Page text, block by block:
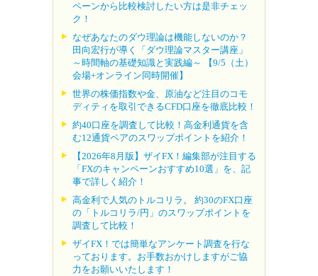
ペーンから比較検討したい方は是非チェッ
ク！
なぜあなたのダウ理論は機能しないのか？
田向宏行が導く「ダウ理論マスター講座」
～時間軸の基礎知識と実践編～ 【9/5（土）
会場+オンライン同時開催】
世界の株価指数や金、原油など注目のコモ
ディティを取引できるCFD口座を徹底比較！
約40口座を調査して比較！高金利通貨を含
む12通貨ペアのスワップポイントを紹介！
【2026年8月版】ザイFX！編集部が注目する
「FXのキャンペーンおすすめ10選」を、記
事で詳しく紹介！
高金利で人気のトルコリラ。 約30のFX口座
の「トルコリラ/円」のスワップポイントを
調査して比較！
ザイFX！では簡単なアンケート調査を行な
っております。お手数おかけしますがご協
力をお願いいたします！